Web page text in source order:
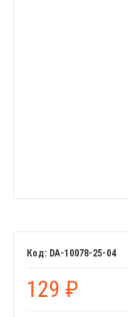
DA-10078-25-04
129 ₽